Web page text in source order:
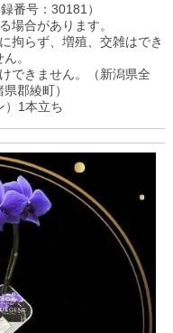
番号：30181）
場合があります。
拘らず、増殖、交雑はでき
。
できません。（新潟県全
郡綾町）
）1本立ち